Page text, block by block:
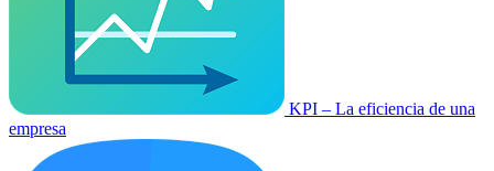
KPI – La eficiencia de una
empresa